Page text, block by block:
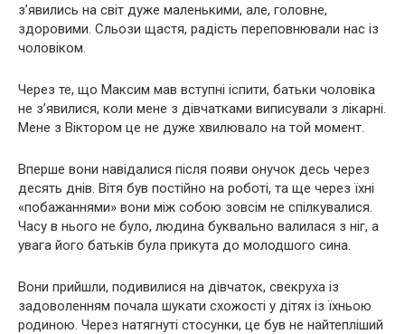
з’явились на світ дуже маленькими, але, головне,
здоровими. Сльози щастя, радість переповнювали нас із
чоловіком.
Через те, що Максим мав вступні іспити, батьки чоловіка
не з’явилися, коли мене з дівчатками виписували з лікарні.
Мене з Віктором це не дуже хвилювало на той момент.
Вперше вони навідалися після появи онучок десь через
десять днів. Вітя був постійно на роботі, та ще через їхні
«побажаннями» вони між собою зовсім не спілкувалися.
Часу в нього не було, людина буквально валилася з ніг, а
увага його батьків була прикута до молодшого сина.
Вони прийшли, подивилися на дівчаток, свекруха із
задоволенням почала шукати схожості у дітях із їхньою
родиною. Через натягнуті стосунки, це був не найтепліший